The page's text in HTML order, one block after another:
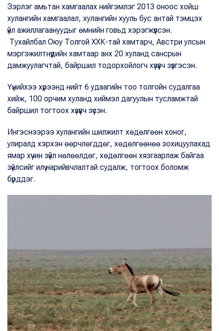
Зэрлэг амьтан хамгаалах нийгэмлэг 2013 оноос хойш
хулангийн хамгаалал, хулангийн хууль бус антай тэмцэх
үйл ажиллагаануудыг өмнийн говьд хэрэгжүүлсэн.
Тухайлбал Оюу Толгой ХХК-тай хамтарч, Австри улсын
мэргэжилтнүүдийн хамтаар анх 20 хуланд сансрын
дамжуулагчтай, байршил тодорхойлогч хүзүүвч зүүлгэсэн.
Үүнийхээ хүрээнд нийт 6 удаагийн тоо толгойн судалгаа
хийж, 100 орчим хуланд хиймэл дагуулын тусламжтай
байршил тогтоох хүзүүвч зүүсэн.
Ингэснээрээ хулангийн шилжилт хөдөлгөөн хоног,
улиралд хэрхэн өөрчлөгддөг, хөдөлгөөнөө зохицуулахад
ямар хүчин зүйл нөлөөлдөг, хөдөлгөөн хязгаарлаж байгаа
зүйлсийг илүү нарийвчлалтай судалж, тогтоох боломж
бүрддэг.